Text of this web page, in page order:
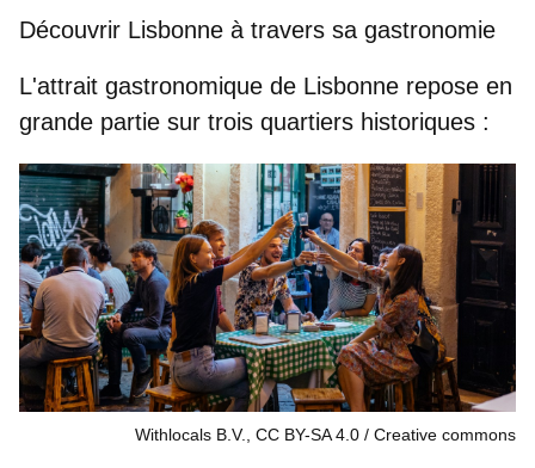
Découvrir Lisbonne à travers sa gastronomie
L'attrait gastronomique de Lisbonne repose en
grande partie sur trois quartiers historiques :
Withlocals B.V., CC BY-SA 4.0 Creative commons